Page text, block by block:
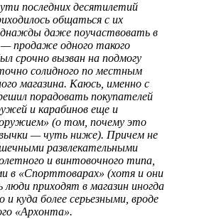
последних десятилетий
общаться с их
даже поучаствовать в
— продаже одного такого
срочно вызван на подмогу
солидного по местным
магазина. Каюсь, именно с
порадовать покупателей
и карабинов еще и
(о том, почему это
— чуть ниже). Причем не
развлекательными
и винтовочного типа,
в «Спорттоварах» (хотя и они
приходят в магазин иногда
куда более серьезными, вроде
«Архонта».